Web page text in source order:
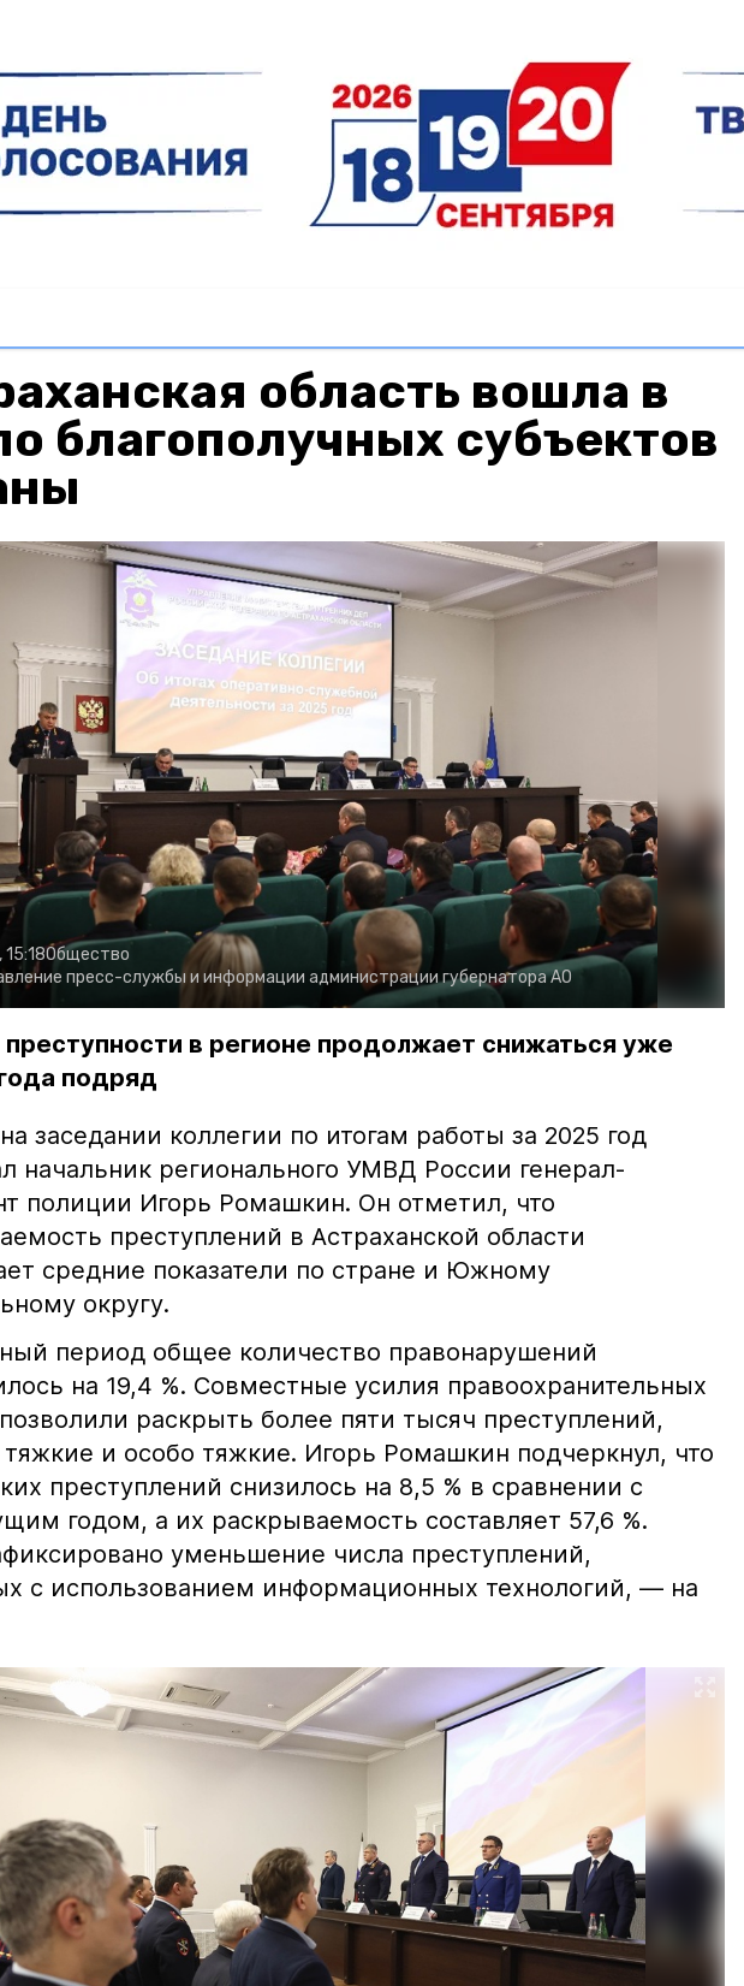
область вошла в
благополучных субъектов
15:18Общество
пресс-службы и информации администрации губернатора АО
преступности в регионе продолжает снижаться уже
подряд
заседании коллегии по итогам работы за 2025 год
начальник регионального УМВД России генерал-
полиции Игорь Ромашкин. Он отметил, что
преступлений в Астраханской области
средние показатели по стране и Южному
округу.
период общее количество правонарушений
на 19,4 %. Совместные усилия правоохранительных
раскрыть более пяти тысяч преступлений,
и особо тяжкие. Игорь Ромашкин подчеркнул, что
преступлений снизилось на 8,5 % в сравнении с
годом, а их раскрываемость составляет 57,6 %.
уменьшение числа преступлений,
с использованием информационных технологий, — на